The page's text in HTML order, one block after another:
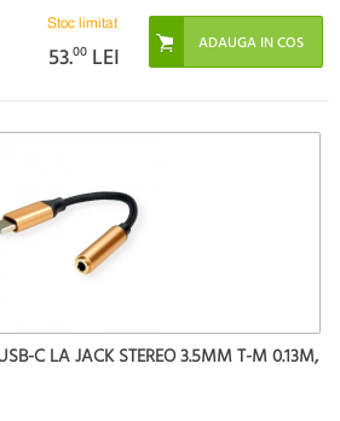
Stoc limitat
53.00 LEI
C LA JACK STEREO 3.5MM T-M 0.13M,